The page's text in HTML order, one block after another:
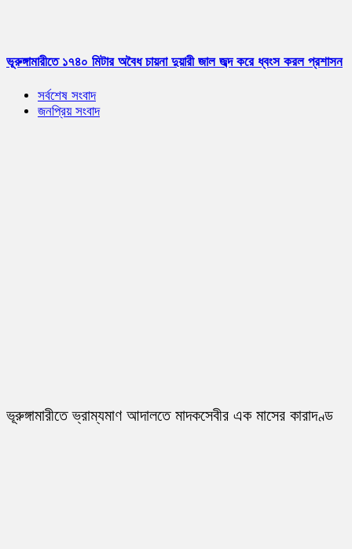
ভূরুঙ্গামারীতে ১৭৪০ মিটার অবৈধ চায়না দুয়ারী জাল জব্দ করে ধ্বংস করল প্রশাসন
সর্বশেষ সংবাদ
জনপ্রিয় সংবাদ
ভূরুঙ্গামারীতে ভ্রাম্যমাণ আদালতে মাদকসেবীর এক মাসের কারাদণ্ড